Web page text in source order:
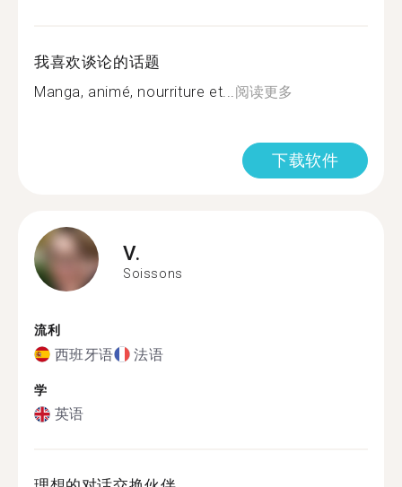
我喜欢谈论的话题
Manga, animé, nourriture et...阅读更多
下载软件
V.
Soissons
流利
西班牙语 法语
学
英语